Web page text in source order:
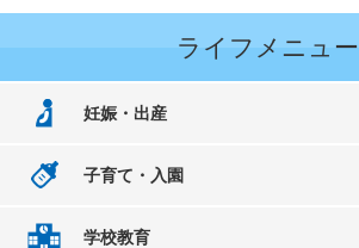
ライフメニュー
妊娠・出産
子育て・入園
学校教育